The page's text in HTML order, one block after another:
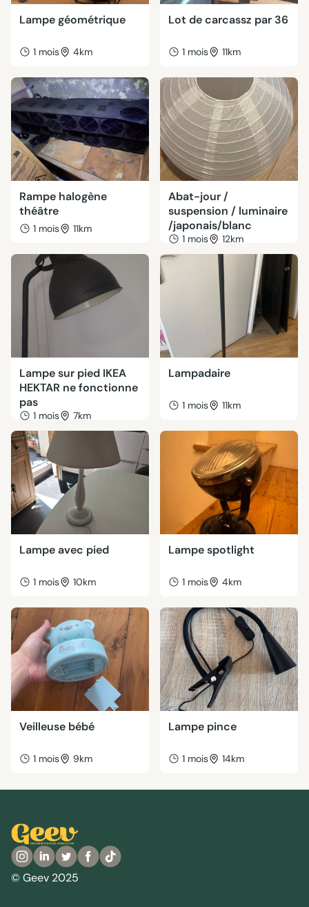
Lampe géométrique
1 mois 4km
Lot de carcassz par 36
1 mois 11km
Rampe halogène
théâtre
1 mois 11km
Abat-jour /
suspension / luminaire
/japonais/blanc
1 mois 12km
Lampe sur pied IKEA
HEKTAR ne fonctionne
pas
1 mois 7km
Lampadaire
1 mois 11km
Lampe avec pied
1 mois 10km
Lampe spotlight
1 mois 4km
Veilleuse bébé
1 mois 9km
Lampe pince
1 mois 14km
© Geev 2025